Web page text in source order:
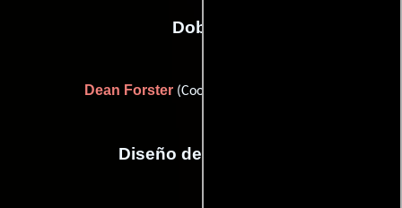
Dobles
Dean Forster (Coordinador de dobles)
Diseño de vestuario